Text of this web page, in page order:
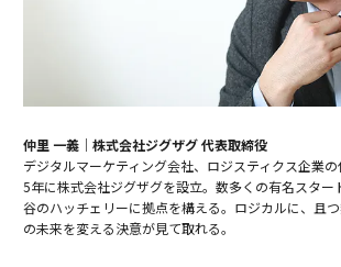
仲里 一義｜株式会社ジグザグ 代表取締役
デジタルマーケティング会社、ロジスティクス企業
5年に株式会社ジグザグを設立。数多くの有名スター
谷のハッチェリーに拠点を構える。ロジカルに、且
の未来を変える決意が見て取れる。